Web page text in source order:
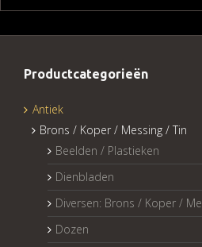
Productcategorieën
Antiek
Brons / Koper / Messing / Tin
Beelden / Plastieken
Dienbladen
Diversen: Brons / Koper /
Dozen